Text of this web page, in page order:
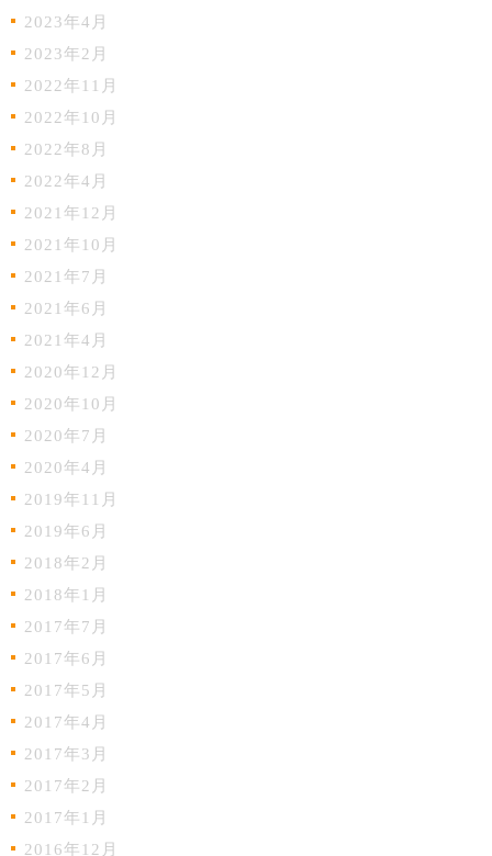
2023年4月
2023年2月
2022年11月
2022年10月
2022年8月
2022年4月
2021年12月
2021年10月
2021年7月
2021年6月
2021年4月
2020年12月
2020年10月
2020年7月
2020年4月
2019年11月
2019年6月
2018年2月
2018年1月
2017年7月
2017年6月
2017年5月
2017年4月
2017年3月
2017年2月
2017年1月
2016年12月